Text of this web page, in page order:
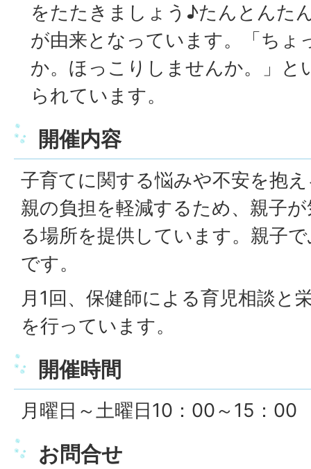
をたたきましょう♪たんとんた
が由来となっています。「ちょ
か。ほっこりしませんか。」と
られています。
開催内容
子育てに関する悩みや不安を抱
親の負担を軽減するため、親子
る場所を提供しています。親子
です。
月1回、保健師による育児相談と
を行っています。
開催時間
月曜日～土曜日10：00～15：00
お問合せ